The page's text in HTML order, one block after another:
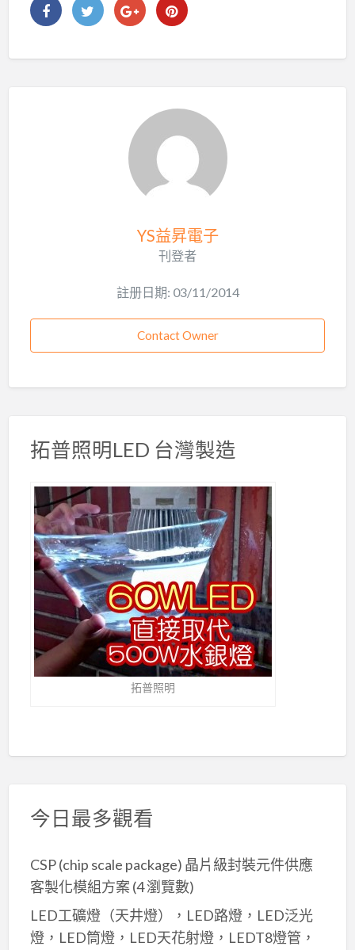
YS益昇電子
刊登者
註册日期: 03/11/2014
Contact Owner
拓普照明LED 台灣製造
拓普照明
今日最多觀看
CSP (chip scale package) 晶片級封裝元件供應
客製化模組方案 (4 瀏覽數)
LED工礦燈（天井燈），LED路燈，LED泛光
燈，LED筒燈，LED天花射燈，LEDT8燈管，